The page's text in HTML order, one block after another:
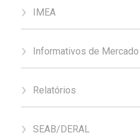
IMEA
Informativos de Mercado
Relatórios
SEAB/DERAL